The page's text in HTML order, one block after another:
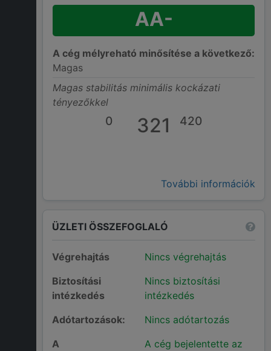
AA-
A cég mélyreható minősítése a következő:
Magas
Magas stabilitás minimális kockázati
tényezőkkel
0 321 420
További információk
ÜZLETI ÖSSZEFOGLALÓ
Végrehajtás
Nincs végrehajtás
Biztosítási
intézkedés
Nincs biztosítási
intézkedés
Adótartozások:
Nincs adótartozás
A
A cég bejelentette az